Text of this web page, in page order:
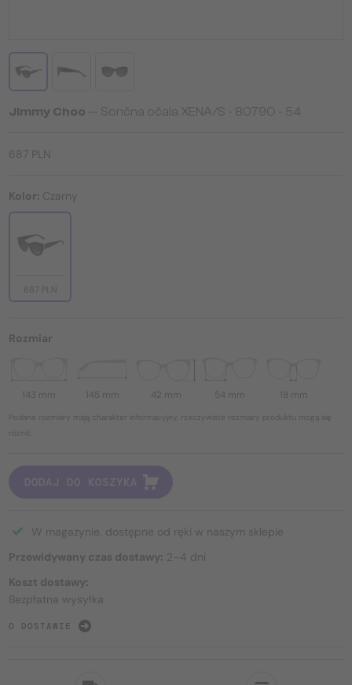
Jimmy Choo — Sončna očala XENA/S - 8079O - 54
687 PLN
Kolor: Czarny
687 PLN
Rozmiar
143 mm 145 mm 42 mm 54 mm 18 mm
Podane rozmiary mają charakter informacyjny, rzeczywiste rozmiary produktu mogą się
różnić.
DODAJ DO KOSZYKA
W magazynie, dostępne od ręki w naszym sklepie
Przewidywany czas dostawy: 2–4 dni
Koszt dostawy:
Bezpłatna wysyłka
O DOSTAWIE